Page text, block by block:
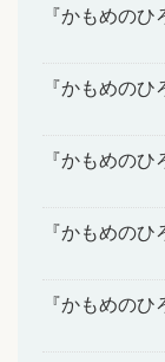
『かもめの
『かもめの
『かもめの
『かもめの
『かもめの